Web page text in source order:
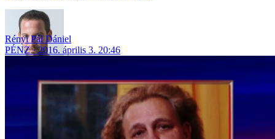
Rényi Pál Dániel
PÉNZ
2016. április 3. 20:46